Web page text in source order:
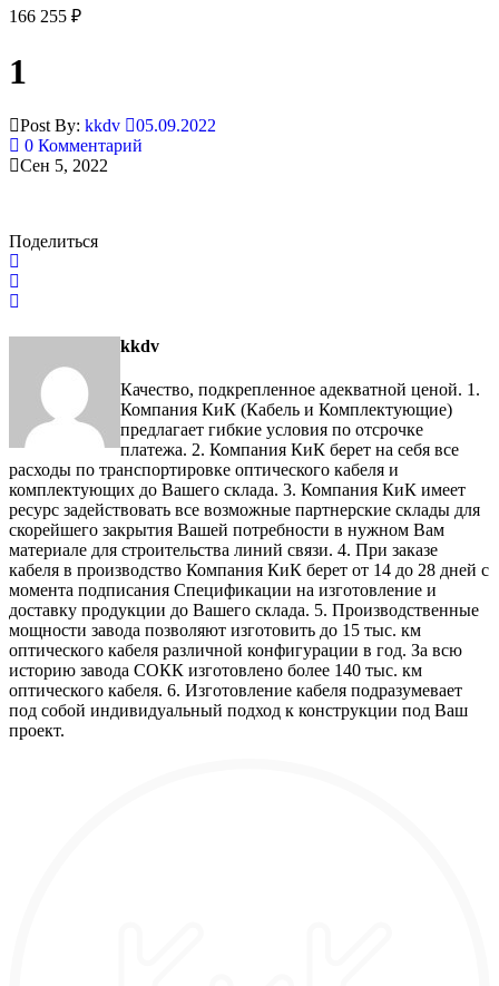
166 255 ₽
1
Post By: kkdv
05.09.2022
0 Комментарий
Сен 5, 2022
Поделиться
kkdv
Качество, подкрепленное адекватной ценой. 1.
Компания КиК (Кабель и Комплектующие)
предлагает гибкие условия по отсрочке
платежа. 2. Компания КиК берет на себя все
расходы по транспортировке оптического кабеля и
комплектующих до Вашего склада. 3. Компания КиК имеет
ресурс задействовать все возможные партнерские склады для
скорейшего закрытия Вашей потребности в нужном Вам
материале для строительства линий связи. 4. При заказе
кабеля в производство Компания КиК берет от 14 до 28 дней с
момента подписания Спецификации на изготовление и
доставку продукции до Вашего склада. 5. Производственные
мощности завода позволяют изготовить до 15 тыс. км
оптического кабеля различной конфигурации в год. За всю
историю завода СОКК изготовлено более 140 тыс. км
оптического кабеля. 6. Изготовление кабеля подразумевает
под собой индивидуальный подход к конструкции под Ваш
проект.